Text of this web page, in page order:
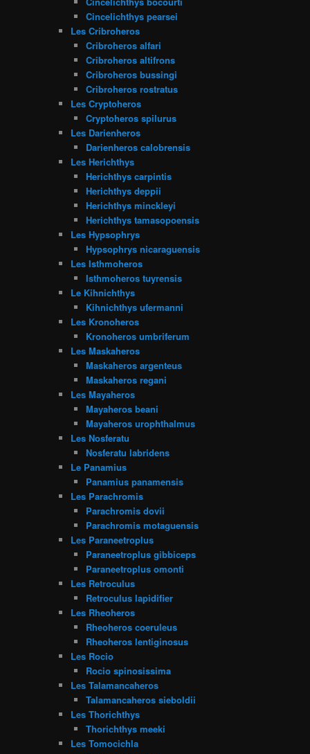
Cincelichthys pearsei
Les Cribroheros
Cribroheros alfari
Cribroheros altifrons
Cribroheros bussingi
Cribroheros rostratus
Les Cryptoheros
Cryptoheros spilurus
Les Darienheros
Darienheros calobrensis
Les Herichthys
Herichthys carpintis
Herichthys deppii
Herichthys minckleyi
Herichthys tamasopoensis
Les Hypsophrys
Hypsophrys nicaraguensis
Les Isthmoheros
Isthmoheros tuyrensis
Le Kihnichthys
Kihnichthys ufermanni
Les Kronoheros
Kronoheros umbriferum
Les Maskaheros
Maskaheros argenteus
Maskaheros regani
Les Mayaheros
Mayaheros beani
Mayaheros urophthalmus
Les Nosferatu
Nosferatu labridens
Le Panamius
Panamius panamensis
Les Parachromis
Parachromis dovii
Parachromis motaguensis
Les Paraneetroplus
Paraneetroplus gibbiceps
Paraneetroplus omonti
Les Retroculus
Retroculus lapidifier
Les Rheoheros
Rheoheros coeruleus
Rheoheros lentiginosus
Les Rocio
Rocio spinosissima
Les Talamancaheros
Talamancaheros sieboldii
Les Thorichthys
Thorichthys meeki
Les Tomocichla